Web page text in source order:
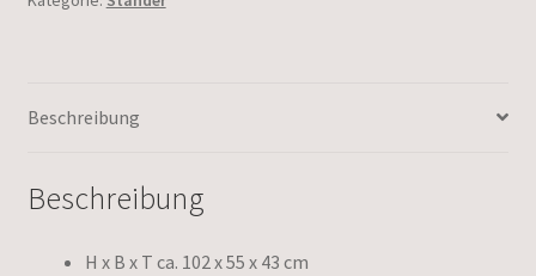
Beschreibung
Beschreibung
H x B x T ca. 102 x 55 x 43 cm